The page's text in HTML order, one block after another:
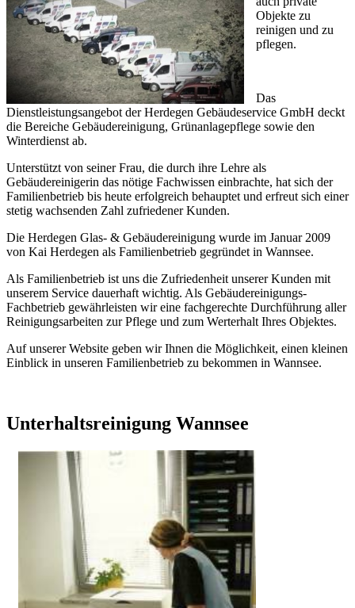
Objekte zu
reinigen und zu
pflegen.
Das
Dienstleistungsangebot der Herdegen Gebäudeservice GmbH deckt
die Bereiche Gebäudereinigung, Grünanlagepflege sowie den
Winterdienst ab.
Unterstützt von seiner Frau, die durch ihre Lehre als
Gebäudereinigerin das nötige Fachwissen einbrachte, hat sich der
Familienbetrieb bis heute erfolgreich behauptet und erfreut sich einer
stetig wachsenden Zahl zufriedener Kunden.
Die Herdegen Glas- & Gebäudereinigung wurde im Januar 2009
von Kai Herdegen als Familienbetrieb gegründet in Wannsee.
Als Familienbetrieb ist uns die Zufriedenheit unserer Kunden mit
unserem Service dauerhaft wichtig. Als Gebäudereinigungs-
Fachbetrieb gewährleisten wir eine fachgerechte Durchführung aller
Reinigungsarbeiten zur Pflege und zum Werterhalt Ihres Objektes.
Auf unserer Website geben wir Ihnen die Möglichkeit, einen kleinen
Einblick in unseren Familienbetrieb zu bekommen in Wannsee.
Unterhaltsreinigung Wannsee